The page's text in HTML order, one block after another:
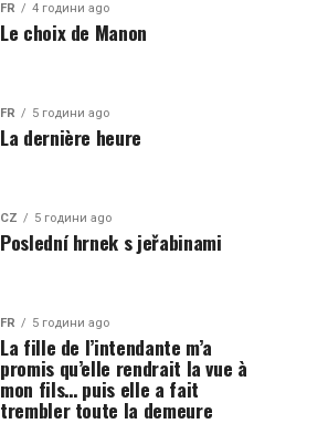
FR 4 години ago
Le choix de Manon
FR 5 години ago
La dernière heure
CZ 5 години ago
Poslední hrnek s jeřabinami
FR 5 години ago
La fille de l’intendante m’a
promis qu’elle rendrait la vue à
mon fils… puis elle a fait
trembler toute la demeure